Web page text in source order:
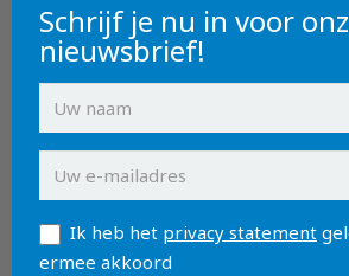
Schrijf je nu in voor
nieuwsbrief!
Ik heb het privacy statement
ermee akkoord